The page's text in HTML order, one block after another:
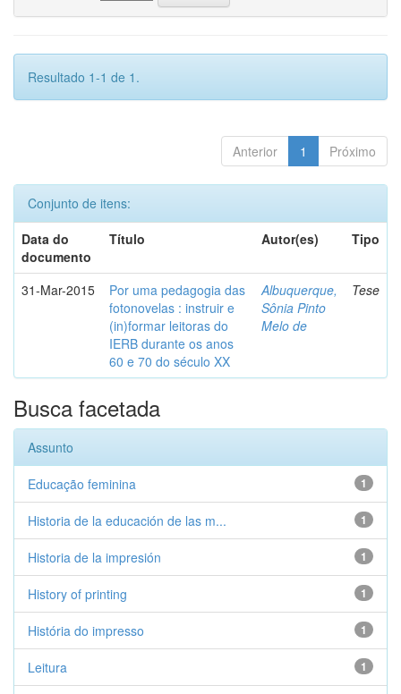
Resultado 1-1 de 1.
Anterior 1 Próximo
Conjunto de itens:
Data do
documento
Título Autor(es) Tipo
31-Mar-2015
Por uma pedagogia das
fotonovelas : instruir e
(in)formar leitoras do
IERB durante os anos
60 e 70 do século XX
Albuquerque,
Sônia Pinto
Melo de
Tese
Busca facetada
Assunto
1
Educação feminina
1
Historia de la educación de las m...
1
Historia de la impresión
1
History of printing
1
História do impresso
1
Leitura